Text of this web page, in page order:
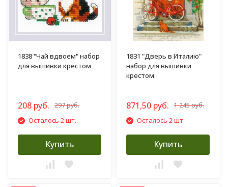
1838 "Чай вдвоем" набор
для вышивки крестом
208 руб. 297 руб.
Осталось 2 шт.
Купить
1831 "Дверь в Италию"
набор для вышивки
крестом
871,50 руб. 1 245 руб.
Осталось 2 шт.
Купить